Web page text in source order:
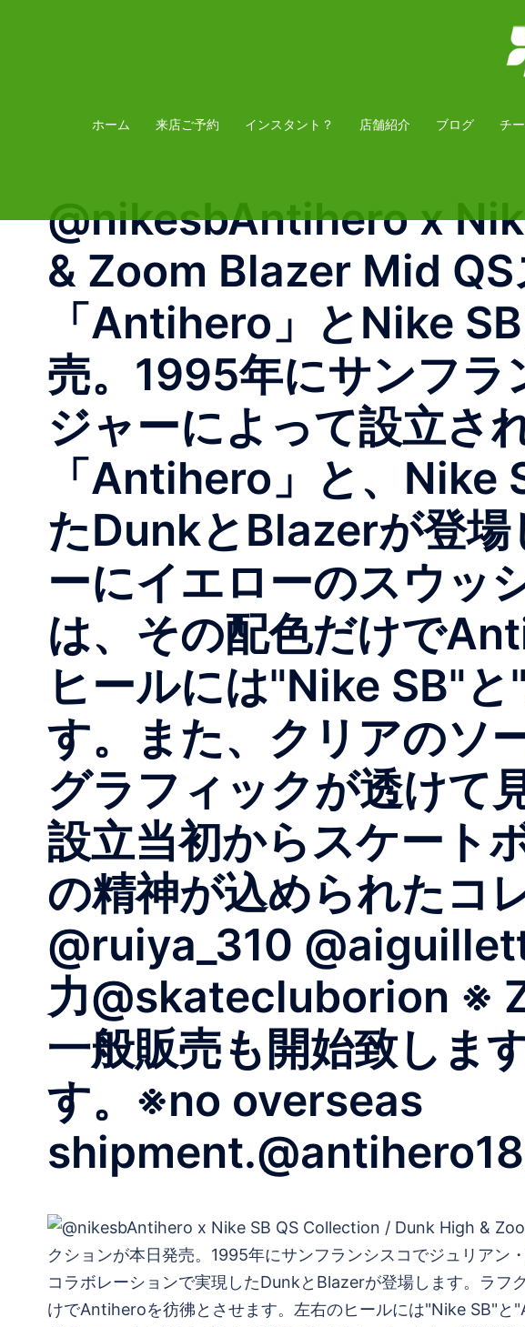
ホーム 来店ご予約 インスタント？ 店舗紹介 ブログ チ
@nikesbAntihero x
& Zoom Blazer Mid
「Antihero」とNike
売。1995年にサンフラ
ジャーによって設立さ
「Antihero」と、Nike
たDunkとBlazerが登
ーにイエローのスウッ
は、その配色だけで
ヒールには"Nike SB"
す。また、クリアのソ
グラフィックが透けて
設立当初からスケート
の精神が込められたコ
@ruiya_310
力@skatecluborion ※
一般販売も開始致しま
す。※no overseas